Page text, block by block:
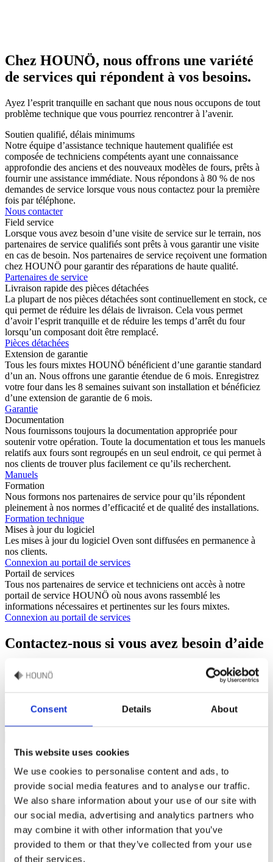
Consent Details About
This website uses cookies
We use cookies to personalise content and ads, to
provide social media features and to analyse our traffic.
We also share information about your use of our site with
our social media, advertising and analytics partners who
may combine it with other information that you’ve
provided to them or that they’ve collected from your use
of their services.
Chez HOUNÖ, nous offrons une variété
de services qui répondent à vos besoins.
Ayez l’esprit tranquille en sachant que nous nous occupons de tout
problème technique que vous pourriez rencontrer à l’avenir.
Soutien qualifié, délais minimums
Notre équipe d’assistance technique hautement qualifiée est
composée de techniciens compétents ayant une connaissance
approfondie des anciens et des nouveaux modèles de fours, prêts à
fournir une assistance immédiate. Nous répondons à 80 % de nos
demandes de service lorsque vous nous contactez pour la première
fois par téléphone.
Nous contacter
Field service
Lorsque vous avez besoin d’une visite de service sur le terrain, nos
partenaires de service qualifiés sont prêts à vous garantir une visite
en cas de besoin. Nos partenaires de service reçoivent une formation
chez HOUNÖ pour garantir des réparations de haute qualité.
Partenaires de service
Livraison rapide des pièces détachées
La plupart de nos pièces détachées sont continuellement en stock, ce
qui permet de réduire les délais de livraison. Cela vous permet
d’avoir l’esprit tranquille et de réduire les temps d’arrêt du four
lorsqu’un composant doit être remplacé.
Pièces détachées
Extension de garantie
Tous les fours mixtes HOUNÖ bénéficient d’une garantie standard
d’un an. Nous offrons une garantie étendue de 6 mois. Enregistrez
votre four dans les 8 semaines suivant son installation et bénéficiez
d’une extension de garantie de 6 mois.
Garantie
Documentation
Nous fournissons toujours la documentation appropriée pour
soutenir votre opération. Toute la documentation et tous les manuels
relatifs aux fours sont regroupés en un seul endroit, ce qui permet à
nos clients de trouver plus facilement ce qu’ils recherchent.
Manuels
Formation
Nous formons nos partenaires de service pour qu’ils répondent
pleinement à nos normes d’efficacité et de qualité des installations.
Formation technique
Mises à jour du logiciel
Les mises à jour du logiciel Oven sont diffusées en permanence à
nos clients.
Connexion au portail de services
Portail de services
Tous nos partenaires de service et techniciens ont accès à notre
portail de service HOUNÖ où nous avons rassemblé les
informations nécessaires et pertinentes sur les fours mixtes.
Connexion au portail de services
Contactez-nous si vous avez besoin d’aide
*Nom et prénom
*Email
Position
*Nom de l'entreprise
Soumettre votre demande